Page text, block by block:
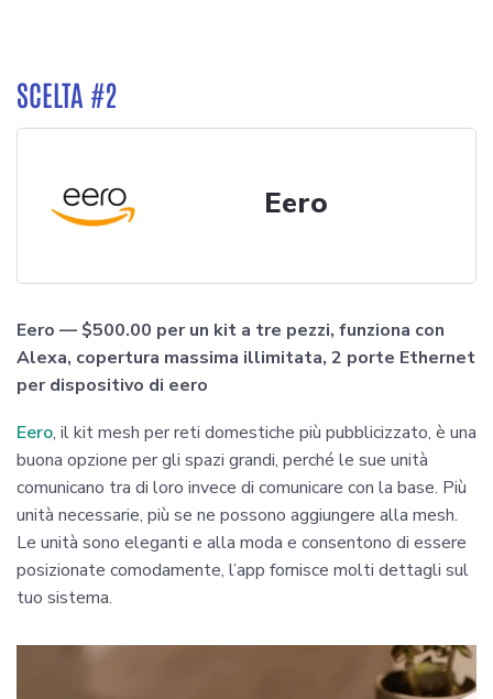
SCELTA #2
Eero
Eero — $500.00 per un kit a tre pezzi, funziona con
Alexa, copertura massima illimitata, 2 porte Ethernet
per dispositivo di eero
Eero, il kit mesh per reti domestiche più pubblicizzato, è una
buona opzione per gli spazi grandi, perché le sue unità
comunicano tra di loro invece di comunicare con la base. Più
unità necessarie, più se ne possono aggiungere alla mesh.
Le unità sono eleganti e alla moda e consentono di essere
posizionate comodamente, l’app fornisce molti dettagli sul
tuo sistema.